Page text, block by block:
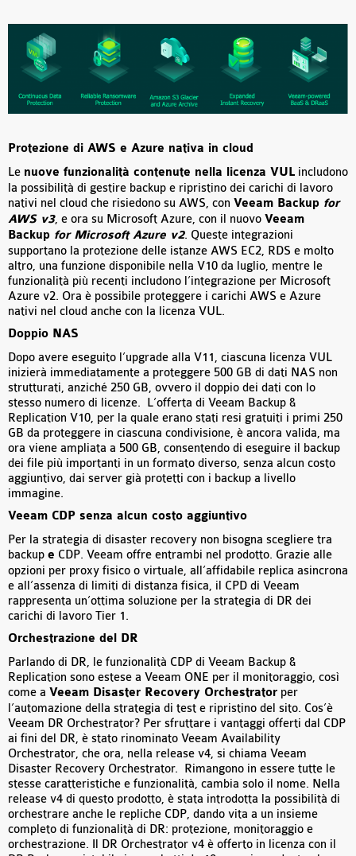
Protezione di AWS e Azure nativa in cloud
Le nuove funzionalità contenute nella licenza VUL includono
la possibilità di gestire backup e ripristino dei carichi di lavoro
nativi nel cloud che risiedono su AWS, con Veeam Backup for
AWS v3, e ora su Microsoft Azure, con il nuovo Veeam
Backup for Microsoft Azure v2. Queste integrazioni
supportano la protezione delle istanze AWS EC2, RDS e molto
altro, una funzione disponibile nella V10 da luglio, mentre le
funzionalità più recenti includono l’integrazione per Microsoft
Azure v2. Ora è possibile proteggere i carichi AWS e Azure
nativi nel cloud anche con la licenza VUL.
Doppio NAS
Dopo avere eseguito l’upgrade alla V11, ciascuna licenza VUL
inizierà immediatamente a proteggere 500 GB di dati NAS non
strutturati, anziché 250 GB, ovvero il doppio dei dati con lo
stesso numero di licenze. L’offerta di Veeam Backup &
Replication V10, per la quale erano stati resi gratuiti i primi 250
GB da proteggere in ciascuna condivisione, è ancora valida, ma
ora viene ampliata a 500 GB, consentendo di eseguire il backup
dei file più importanti in un formato diverso, senza alcun costo
aggiuntivo, dai server già protetti con i backup a livello
immagine.
Veeam CDP senza alcun costo aggiuntivo
Per la strategia di disaster recovery non bisogna scegliere tra
backup e CDP. Veeam offre entrambi nel prodotto. Grazie alle
opzioni per proxy fisico o virtuale, all’affidabile replica asincrona
e all’assenza di limiti di distanza fisica, il CPD di Veeam
rappresenta un’ottima soluzione per la strategia di DR dei
carichi di lavoro Tier 1.
Orchestrazione del DR
Parlando di DR, le funzionalità CDP di Veeam Backup &
Replication sono estese a Veeam ONE per il monitoraggio, così
come a Veeam Disaster Recovery Orchestrator per
l’automazione della strategia di test e ripristino del sito. Cos’è
Veeam DR Orchestrator? Per sfruttare i vantaggi offerti dal CDP
ai fini del DR, è stato rinominato Veeam Availability
Orchestrator, che ora, nella release v4, si chiama Veeam
Disaster Recovery Orchestrator. Rimangono in essere tutte le
stesse caratteristiche e funzionalità, cambia solo il nome. Nella
release v4 di questo prodotto, è stata introdotta la possibilità di
orchestrare anche le repliche CDP, dando vita a un insieme
completo di funzionalità di DR: protezione, monitoraggio e
orchestrazione. Il DR Orchestrator v4 è offerto in licenza con il